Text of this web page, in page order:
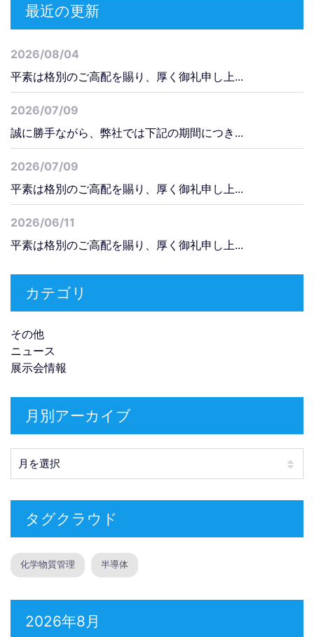
最近の更新
2026/08/04
平素は格別のご高配を賜り、厚く御礼申し上...
2026/07/09
誠に勝手ながら、弊社では下記の期間につき...
2026/07/09
平素は格別のご高配を賜り、厚く御礼申し上...
2026/06/11
平素は格別のご高配を賜り、厚く御礼申し上...
カテゴリ
その他
ニュース
展示会情報
月別アーカイブ
月別アーカイブ
タグクラウド
化学物質管理 半導体
2026年8月